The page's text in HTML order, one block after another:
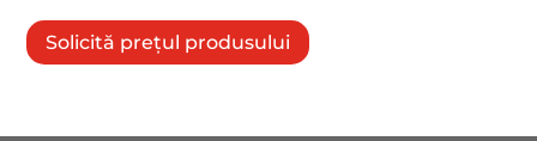
Solicită prețul produsului